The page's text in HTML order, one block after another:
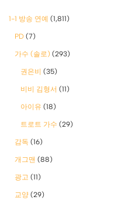
1-1 방송 연예 (1,811)
PD (7)
가수 (솔로) (293)
권은비 (35)
비비 김형서 (11)
아이유 (18)
트로트 가수 (29)
감독 (16)
개그맨 (88)
광고 (11)
교양 (29)